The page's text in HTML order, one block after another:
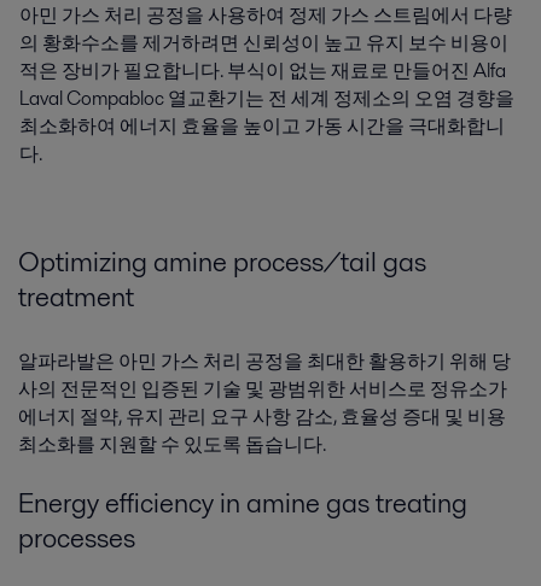
아민 가스 처리 공정을 사용하여 정제 가스 스트림에서 다량
의 황화수소를 제거하려면 신뢰성이 높고 유지 보수 비용이
적은 장비가 필요합니다. 부식이 없는 재료로 만들어진 Alfa
Laval Compabloc 열교환기는 전 세계 정제소의 오염 경향을
최소화하여 에너지 효율을 높이고 가동 시간을 극대화합니
다.
Optimizing amine process/tail gas
treatment
알파라발은 아민 가스 처리 공정을 최대한 활용하기 위해 당
사의 전문적인 입증된 기술 및 광범위한 서비스로 정유소가
에너지 절약, 유지 관리 요구 사항 감소, 효율성 증대 및 비용
최소화를 지원할 수 있도록 돕습니다.
Energy efficiency in amine gas treating
processes